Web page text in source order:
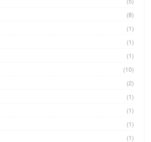
(8)
(1)
(1)
(1)
(10)
(2)
(1)
(1)
(1)
(1)